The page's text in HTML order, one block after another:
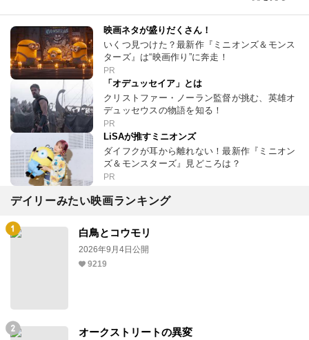
映画ネタが盛りだくさん！
いくつ見つけた？最新作『ミニオンズ＆モンス
ターズ』は“映画作り”に奔走！
PR
「オデュッセイア」とは
クリストファー・ノーラン監督が挑む、英雄オ
デュッセウスの物語を知る！
PR
LiSAが推すミニオンズ
ダイフクが耳から離れない！最新作『ミニオン
ズ＆モンスターズ』見どころは？
PR
デイリーみたい映画ランキング
白鳥とコウモリ
2026年9月4日公開
9219
オークストリートの異変